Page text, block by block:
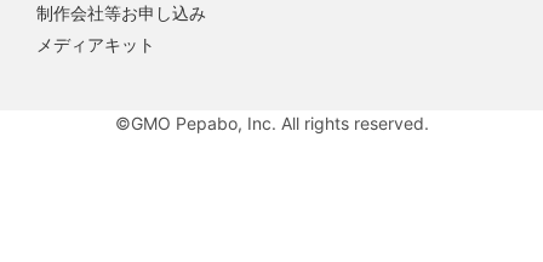
制作会社等お申し込み
メディアキット
©GMO Pepabo, Inc. All rights reserved.